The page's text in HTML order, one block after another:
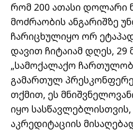
რომ 200 ათასი დოლარი
მოძრაობის ანგარიშზე
ჩარიცხულიყო ორ
დავით ჩიტაიამ დღეს, 29
„სამოქალაქო
გამართულ
თქმით, ეს
იყო
აკრედიტაციის